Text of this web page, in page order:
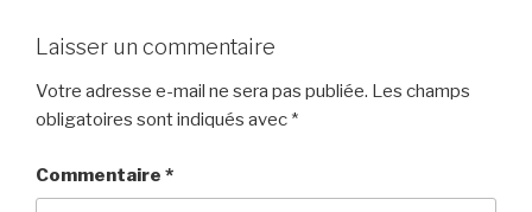
Laisser un commentaire
Votre adresse e-mail ne sera pas publiée. Les champs
obligatoires sont indiqués avec *
Commentaire *